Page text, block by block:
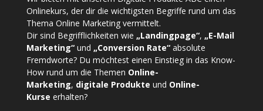
Onlinekurs, der dir die wichtigsten Begriffe rund um das
Thema Online Marketing vermittelt.
Dir sind Begrifflichkeiten wie „Landingpage“, „E-Mail
Marketing“und „Conversion Rate“absolute
Fremdworte? Du möchtest einen Einstieg in das Know-
How rund um die Themen Online-
Marketing, digitale Produkte und Online-
Kurse erhalten?